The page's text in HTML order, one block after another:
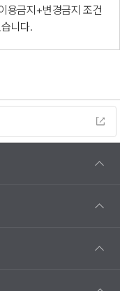
용금지+변경금지 조건
니다.
다누리